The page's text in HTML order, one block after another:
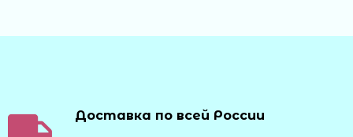
Доставка по всей России